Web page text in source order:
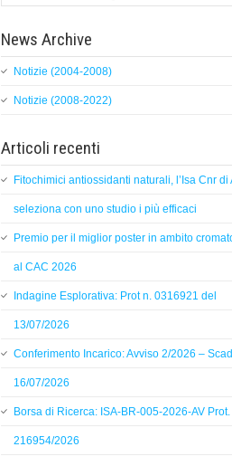
News Archive
Notizie (2004-2008)
Notizie (2008-2022)
Articoli recenti
Fitochimici antiossidanti naturali, l’Isa Cnr di
seleziona con uno studio i più efficaci
Premio per il miglior poster in ambito
al CAC 2026
Indagine Esplorativa: Prot n. 0316921 del
13/07/2026
Conferimento Incarico: Avviso 2/2026 –
16/07/2026
Borsa di Ricerca: ISA-BR-005-2026-AV Prot.
216954/2026